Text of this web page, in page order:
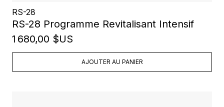
RS-28
RS-28 Programme Revitalisant Intensif
1 680,00 $US
AJOUTER AU PANIER